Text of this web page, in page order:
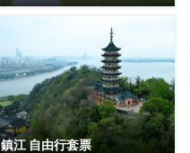
鎮江 自由行套票